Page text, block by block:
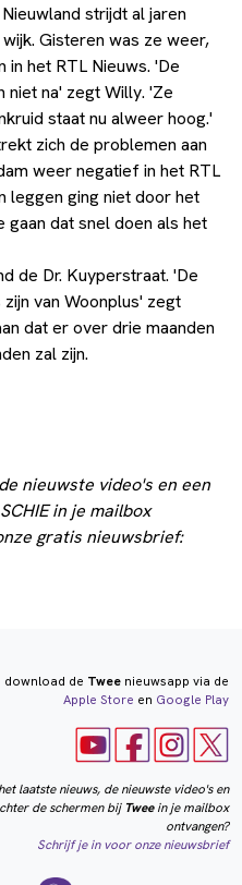
strijdt al jaren
Gisteren was ze weer,
in het RTL Nieuws. 'De
na' zegt Willy. 'Ze
staat nu alweer hoog.'
zich de problemen aan
weer negatief in het RTL
leggen ging niet door het
dat snel doen als het
de Dr. Kuyperstraat. 'De
van Woonplus' zegt
dat er over drie maanden
zal zijn.
nieuwste video's en een
in je mailbox
gratis nieuwsbrief:
download de Tweenieuwsapp via de
Apple Store en Google Play
laatste nieuws, de nieuwste video's en
de schermen bij Tweein je mailbox
ontvangen?
Schrijf je in voor onze nieuwsbrief